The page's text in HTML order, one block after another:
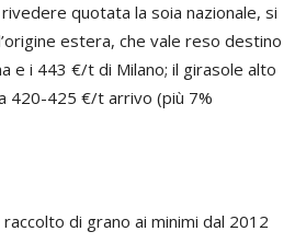
quotata la soia nazionale, si
estera, che vale reso destino
e i 443 €/t di Milano; il girasole alto
420-425 €/t arrivo (più 7%
raccolto di grano ai minimi dal 2012